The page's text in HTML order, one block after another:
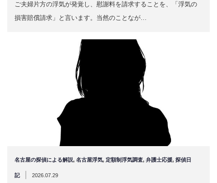
ご夫婦片方の浮気が発覚し、慰謝料を請求することを、「浮気の
損害賠償請求」と言います。当然のことなが…
名古屋の探偵による解説, 名古屋浮気, 定額制浮気調査, 弁護士応援, 探偵日
記 | 2026.07.29